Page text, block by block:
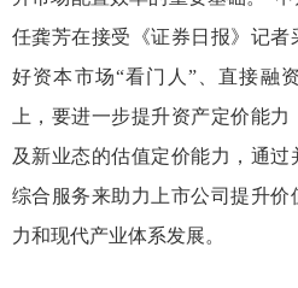
任龚芳在接受《证券日报》记
好资本市场“看门人”、直接融
上，要进一步提升资产定价能
及新业态的估值定价能力，通
综合服务来助力上市公司提升
力和现代产业体系发展。